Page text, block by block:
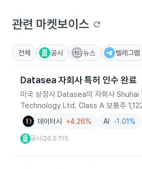
관련 마켓보이스 refresh
전체 공시 뉴스 텔레그램
Datasea 자회사 특허 인수 완료
미국 상장사 Datasea의 자회사
Technology Ltd. Class A 보통주
데이터시 +4.26% AI -1.01%
공시 26.07.15